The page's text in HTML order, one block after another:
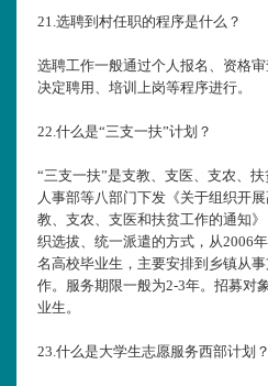
21.选聘到村任职的程序是什么？
选聘工作一般通过个人报名、资格
决定聘用、培训上岗等程序进行。
22.什么是“三支一扶”计划？
“三支一扶”是支教、支医、支农、扶
人事部等八部门下发《关于组织开
教、支农、支医和扶贫工作的通知
织选拔、统一派遣的方式，从2006
名高校毕业生，主要安排到乡镇从
作。服务期限一般为2-3年。招募对
业生。
23.什么是大学生志愿服务西部计划？